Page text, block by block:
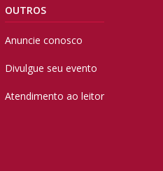
OUTROS
Anuncie conosco
Divulgue seu evento
Atendimento ao leitor